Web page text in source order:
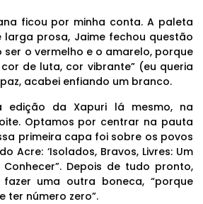
ficou por minha conta. A paleta
larga prosa, Jaime fechou questão
ser o vermelho e o amarelo, porque
de luta, cor vibrante” (eu queria
acabei enfiando um branco.
edição da Xapuri lá mesmo, na
Optamos por centrar na pauta
primeira capa foi sobre os povos
Acre: ‘Isolados, Bravos, Livres: Um
Depois de tudo pronto,
uma outra boneca, “porque
ter número zero”.